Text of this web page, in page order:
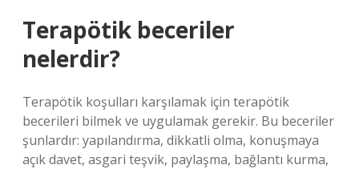
Terapötik beceriler
nelerdir?
Terapötik koşulları karşılamak için terapötik
becerileri bilmek ve uygulamak gerekir. Bu beceriler
şunlardır: yapılandırma, dikkatli olma, konuşmaya
açık davet, asgari teşvik, paylaşma, bağlantı kurma,